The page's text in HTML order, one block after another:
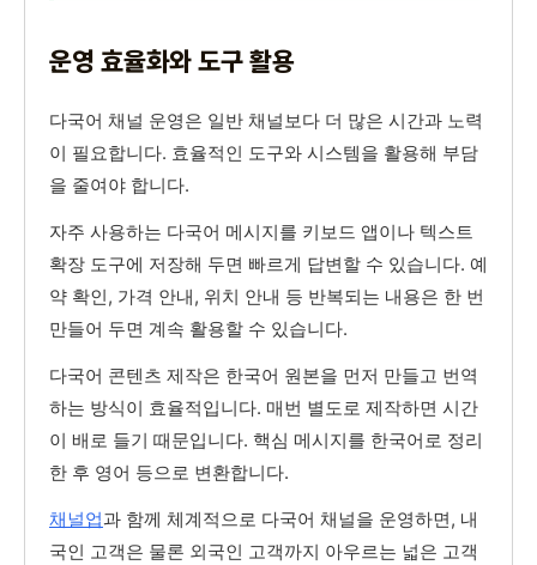
운영 효율화와 도구 활용
다국어 채널 운영은 일반 채널보다 더 많은 시간과 노력
이 필요합니다. 효율적인 도구와 시스템을 활용해 부담
을 줄여야 합니다.
자주 사용하는 다국어 메시지를 키보드 앱이나 텍스트
확장 도구에 저장해 두면 빠르게 답변할 수 있습니다. 예
약 확인, 가격 안내, 위치 안내 등 반복되는 내용은 한 번
만들어 두면 계속 활용할 수 있습니다.
다국어 콘텐츠 제작은 한국어 원본을 먼저 만들고 번역
하는 방식이 효율적입니다. 매번 별도로 제작하면 시간
이 배로 들기 때문입니다. 핵심 메시지를 한국어로 정리
한 후 영어 등으로 변환합니다.
채널업과 함께 체계적으로 다국어 채널을 운영하면, 내
국인 고객은 물론 외국인 고객까지 아우르는 넓은 고객